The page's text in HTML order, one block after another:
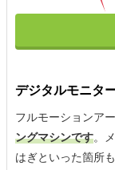
デジタルモニタ
フルモーションア
ングマシンです。
はぎといった箇所